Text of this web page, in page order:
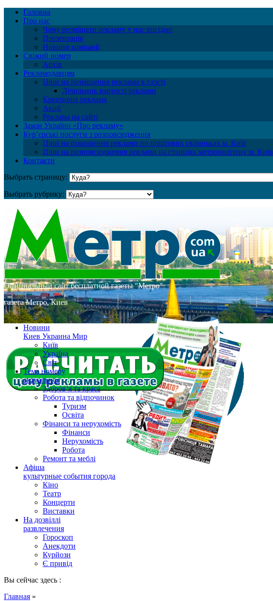
Головна
Про нас
Чому розміщати рекламу у нас вигідно
Презентація
Новини компанії
Свіжий номер
Архів
Рекламодавцям
Ціни на розміщення реклами в газеті
Лічильник вартості реклами
Креативна реклама
Акції
Реклама на сайті
Закон України «Про рекламу»
Куp’єрські послуги з розповсюдження
Ціни на поширення реклами по поштових скриньках м. Київ
Ціни на розповсюдження реклами на станціях метрополітену м. Київ
Контакти
Выбрать страницу:
Выбрать рубрику:
Официальный сайт бесплатной газеты "Метро"
газета Метро, Киев
Новини
Киев Украина Мир
Київ
Україна
Світ
Тема номеру
актуальное
Здоров’я та краса
Робота та відпочинок
Туризм
Освіта
Фінанси та нерухомість
Фінанси
Нерухомість
Робота
Ремонт та меблі
Афіша
культурные события города
Кіно
Театр
Концерти
Виставки
На дозвіллі
развлечения
Гороскоп
Анекдоти
Курйози
Є привід
Вы сейчас здесь :
Главная »